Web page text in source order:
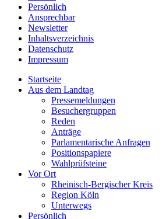
Persönlich
Ansprechbar
Newsletter
Inhaltsverzeichnis
Datenschutz
Impressum
Startseite
Aus dem Landtag
Pressemeldungen
Besuchergruppen
Reden
Anträge
Parlamentarische Anfragen
Positionspapiere
Wahlprüfsteine
Vor Ort
Rheinisch-Bergischer Kreis
Region Köln
Unterwegs
Persönlich